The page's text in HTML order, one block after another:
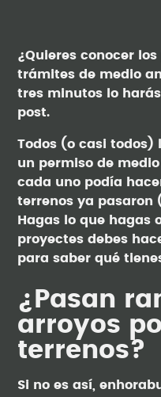
¿Quieres conocer
trámites de medio
tres minutos lo
post.
Todos (o casi todos)
un permiso de
cada uno podía
terrenos ya pasaron
Hagas lo que hagas
proyectes debes
para saber qué
¿Pasan
arroyos
terrenos?
Si no es así,